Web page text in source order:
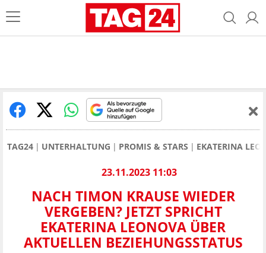
TAG24 UNTERHALTUNG PROMIS & STARS EKATERINA
23.11.2023 11:03
NACH TIMON KRAUSE WIEDER
VERGEBEN? JETZT SPRICHT
EKATERINA LEONOVA ÜBER
AKTUELLEN BEZIEHUNGSSTATUS